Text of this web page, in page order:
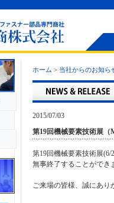
ホーム > 当社からのお知ら
2015/07/03
第19回機械要素技術展（
第19回機械要素技術展
無事終了することができ
ご来場の皆様、誠にあり